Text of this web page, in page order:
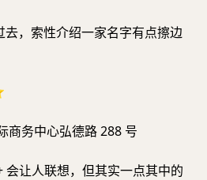
去，索性介绍一家名字有点擦边
商务中心弘德路 288 号
会让人联想，但其实一点其中的